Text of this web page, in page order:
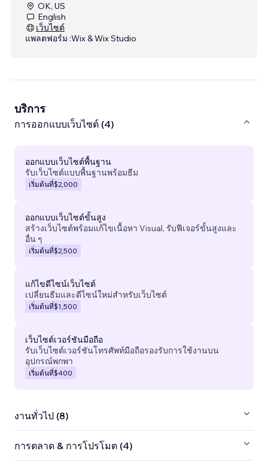
OK, US
English
เว็บไซต์
แพลตฟอร์ม :Wix & Wix Studio
บริการ
การออกแบบเว็บไซต์ (4)
ออกแบบเว็บไซต์พื้นฐาน
รับเว็บไซต์แบบพื้นฐานพร้อมธีม
เริ่มต้นที่$2,000
ออกแบบเว็บไซต์ขั้นสูง
สร้างเว็บไซต์พร้อมแก้ไขเนื้อหา Visual, รับฟีเจอร์ขั้นสูงและ
อื่น ๆ
เริ่มต้นที่$2,500
แก้ไขดีไซน์เว็บไซต์
เปลี่ยนธีมและดีไซน์ใหม่สำหรับเว็บไซต์
เริ่มต้นที่$1,500
เว็บไซต์เวอร์ชันมือถือ
รับเว็บไซต์เวอร์ชันโทรศัพท์มือถือรองรับการใช้งานบน
อุปกรณ์พกพา
เริ่มต้นที่$400
งานทั่วไป (8)
การตลาด & การโปรโมต (4)